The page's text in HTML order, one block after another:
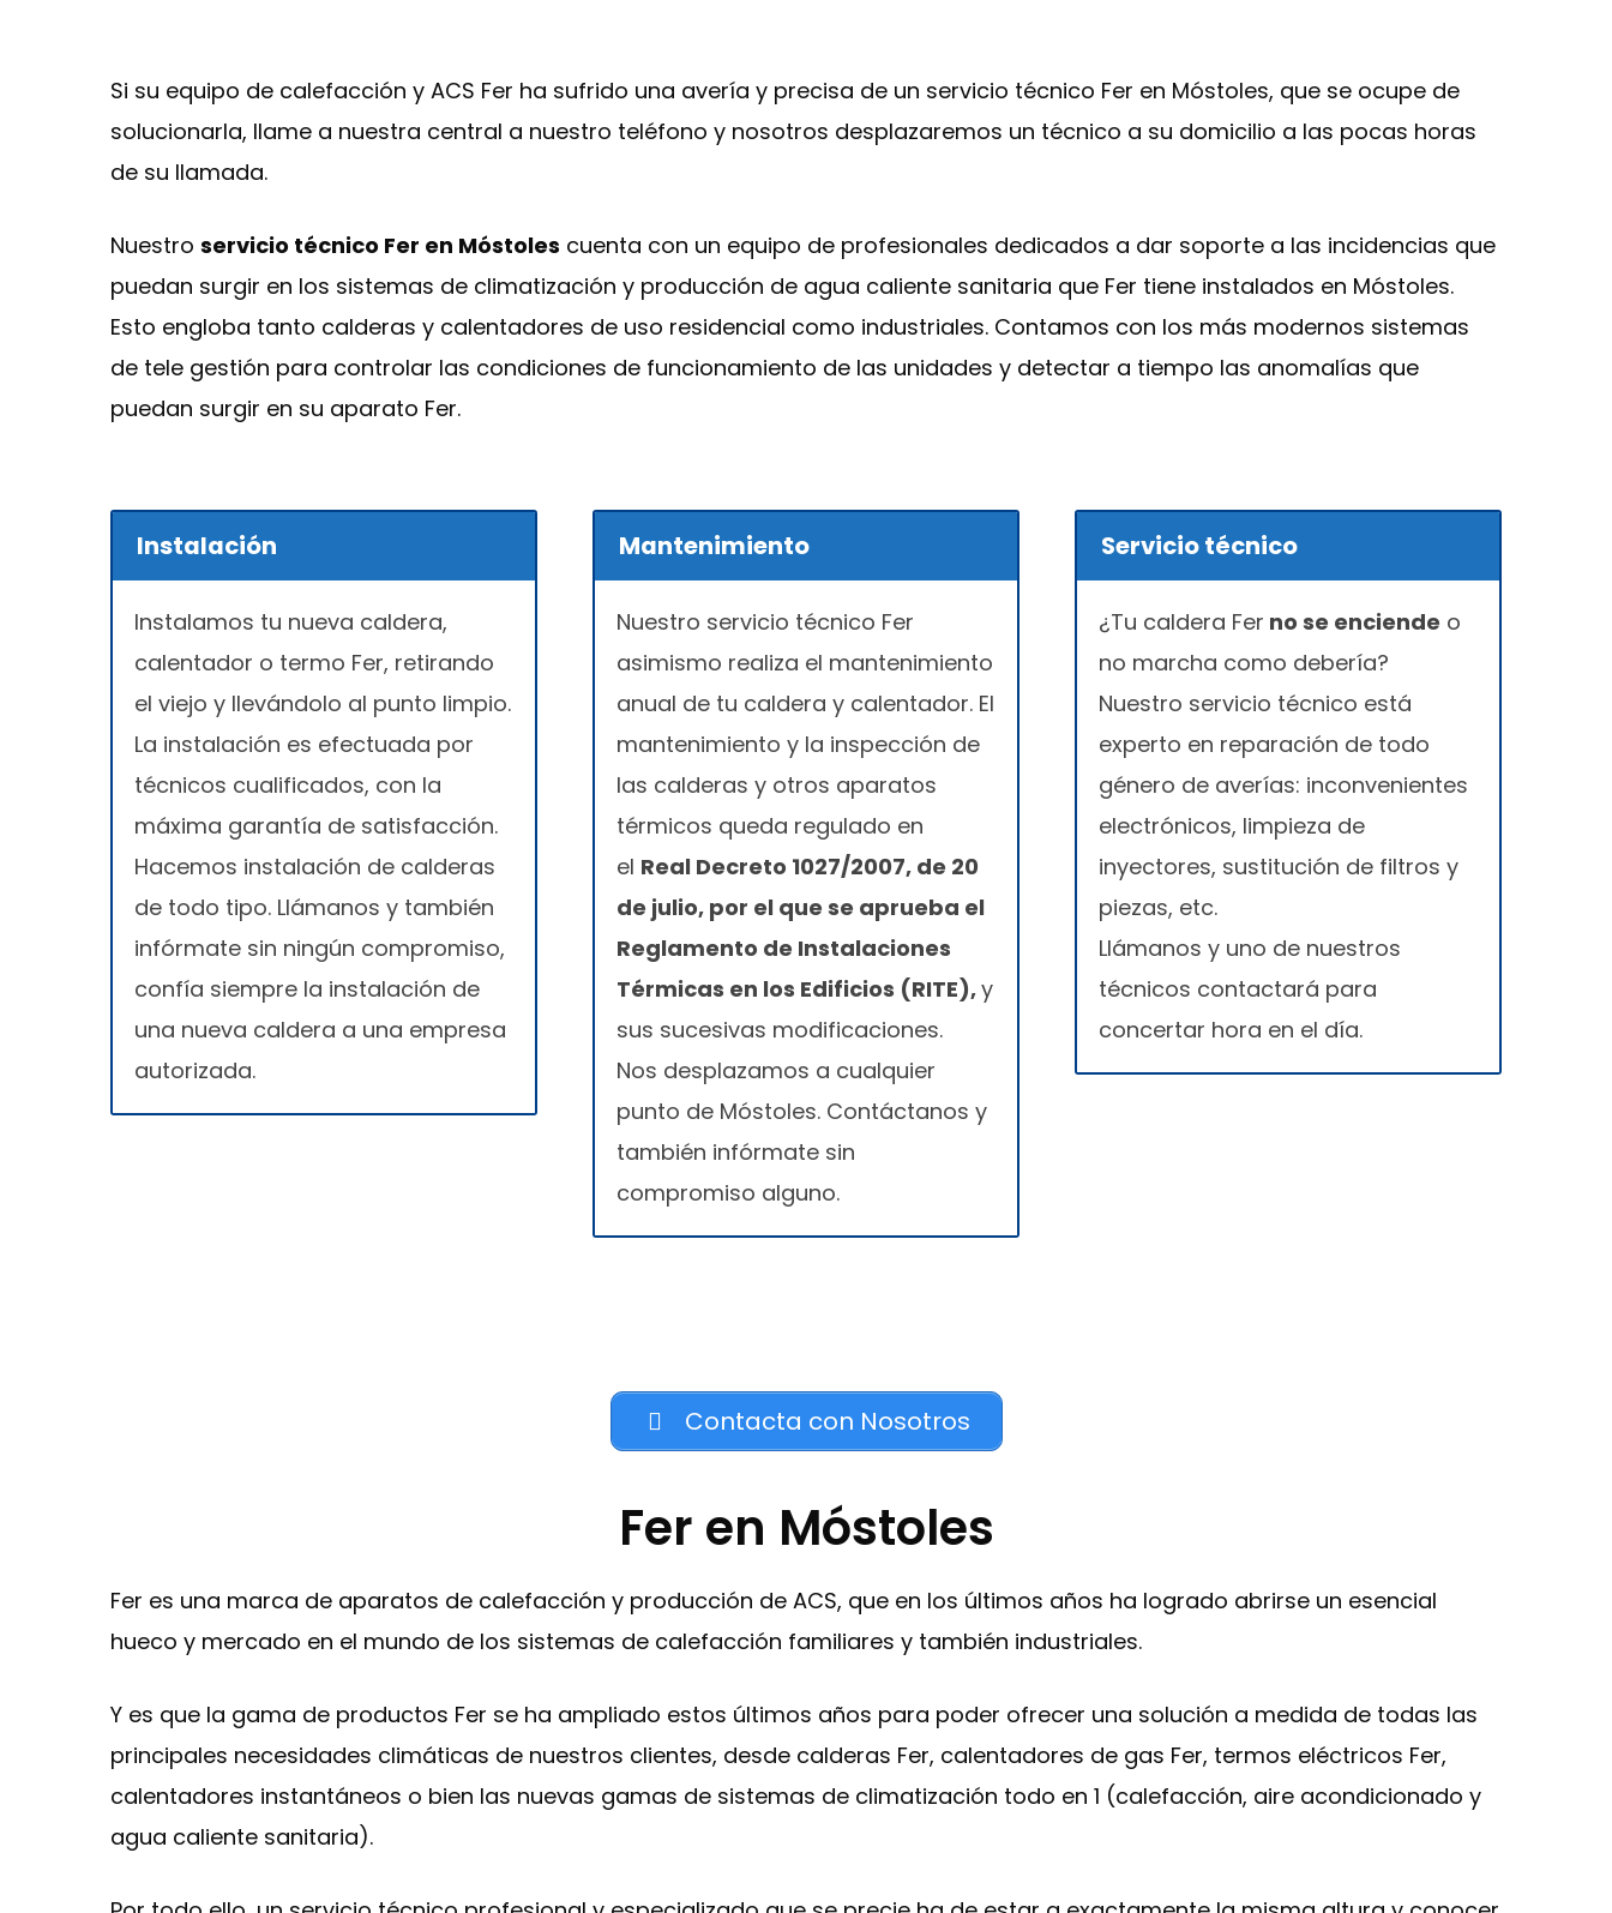
Si su equipo de calefacción y ACS Fer ha sufrido una avería y precisa de un servicio técnico Fer en Móstoles, que se ocupe de
solucionarla, llame a nuestra central a nuestro teléfono y nosotros desplazaremos un técnico a su domicilio a las pocas horas
de su llamada.
Nuestro servicio técnico Fer en Móstoles cuenta con un equipo de profesionales dedicados a dar soporte a las incidencias que
puedan surgir en los sistemas de climatización y producción de agua caliente sanitaria que Fer tiene instalados en Móstoles.
Esto engloba tanto calderas y calentadores de uso residencial como industriales. Contamos con los más modernos sistemas
de tele gestión para controlar las condiciones de funcionamiento de las unidades y detectar a tiempo las anomalías que
puedan surgir en su aparato Fer.
Instalación
Instalamos tu nueva caldera,
calentador o termo Fer, retirando
el viejo y llevándolo al punto limpio.
La instalación es efectuada por
técnicos cualificados, con la
máxima garantía de satisfacción.
Hacemos instalación de calderas
de todo tipo. Llámanos y también
infórmate sin ningún compromiso,
confía siempre la instalación de
una nueva caldera a una empresa
autorizada.
Mantenimiento
Nuestro servicio técnico Fer
asimismo realiza el mantenimiento
anual de tu caldera y calentador. El
mantenimiento y la inspección de
las calderas y otros aparatos
térmicos queda regulado en
el Real Decreto 1027/2007, de 20
de julio, por el que se aprueba el
Reglamento de Instalaciones
Térmicas en los Edificios (RITE),y
sus sucesivas modificaciones.
Nos desplazamos a cualquier
punto de Móstoles. Contáctanos y
también infórmate sin
compromiso alguno.
Servicio técnico
¿Tu caldera Fer no se enciende o
no marcha como debería?
Nuestro servicio técnico está
experto en reparación de todo
género de averías: inconvenientes
electrónicos, limpieza de
inyectores, sustitución de filtros y
piezas, etc.
Llámanos y uno de nuestros
técnicos contactará para
concertar hora en el día.
Contacta con Nosotros
Fer en Móstoles
Fer es una marca de aparatos de calefacción y producción de ACS, que en los últimos años ha logrado abrirse un esencial
hueco y mercado en el mundo de los sistemas de calefacción familiares y también industriales.
Y es que la gama de productos Fer se ha ampliado estos últimos años para poder ofrecer una solución a medida de todas las
principales necesidades climáticas de nuestros clientes, desde calderas Fer, calentadores de gas Fer, termos eléctricos Fer,
calentadores instantáneos o bien las nuevas gamas de sistemas de climatización todo en 1 (calefacción, aire acondicionado y
agua caliente sanitaria).